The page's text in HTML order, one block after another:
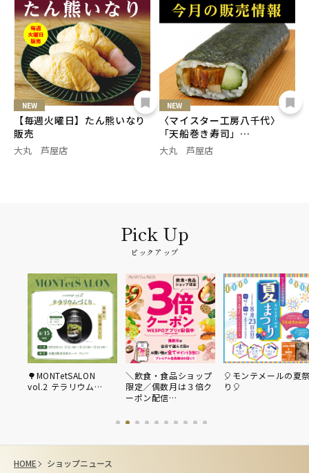
NEW
【毎週火曜日】たん熊いなり
販売
大丸 芦屋店
NEW
〈マイスター工房八千代〉
「天船巻き寿司」…
大丸 芦屋店
ピックアップ
🌳MONTetSALON
vol.2 テラリウム…
＼飲食・食品ショップ
限定／偶数月は３倍ク
ーポン配信…
🎈モンテメールの夏
り🎈
HOME ショップニュース